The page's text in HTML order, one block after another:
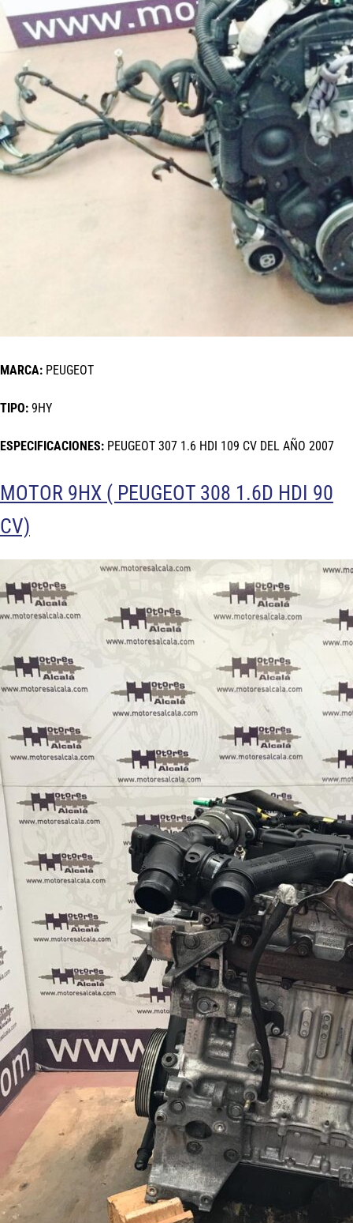
MARCA: PEUGEOT
TIPO: 9HY
ESPECIFICACIONES: PEUGEOT 307 1.6 HDI 109 CV DEL AÑO 2007
MOTOR 9HX ( PEUGEOT 308 1.6D HDI 90
CV)